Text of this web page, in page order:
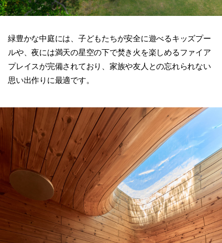
緑豊かな中庭には、子どもたちが安全に遊べるキッズプー
ルや、夜には満天の星空の下で焚き火を楽しめるファイア
プレイスが完備されており、家族や友人との忘れられない
思い出作りに最適です。